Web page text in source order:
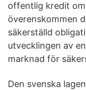
offentlig kredit
överenskommen
säkerställd
utvecklingen av
marknad för
Den svenska